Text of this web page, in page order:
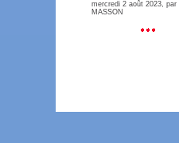
mercredi 2 août 2023, par
MASSON